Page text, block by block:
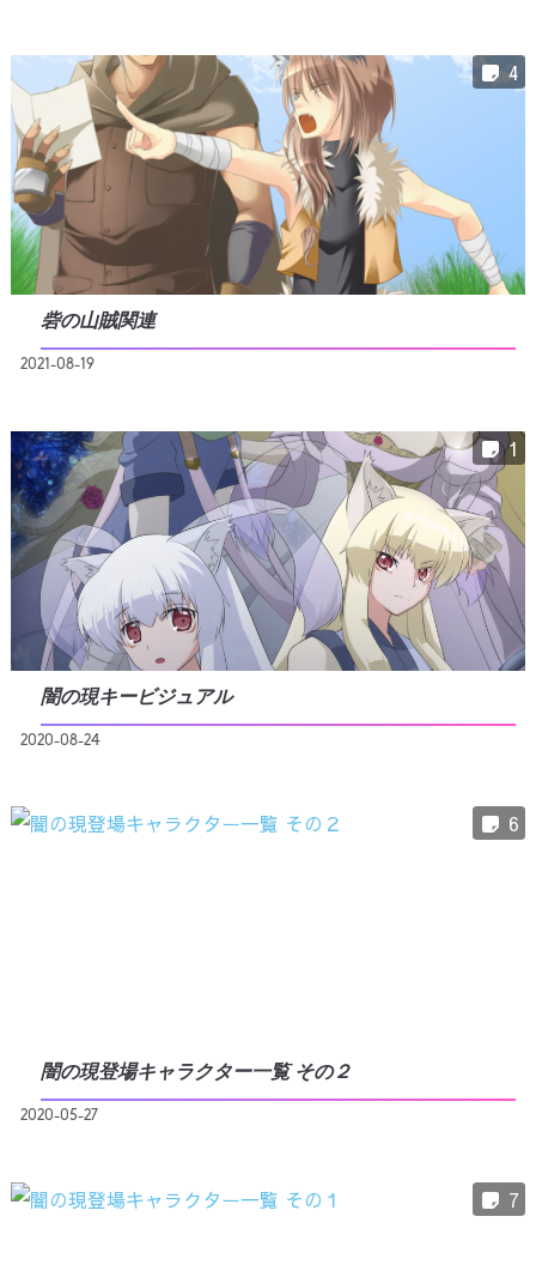
4
砦の山賊関連
2021-08-19
1
闇の現キービジュアル
2020-08-24
6
闇の現登場キャラクター一覧 その２
2020-05-27
7